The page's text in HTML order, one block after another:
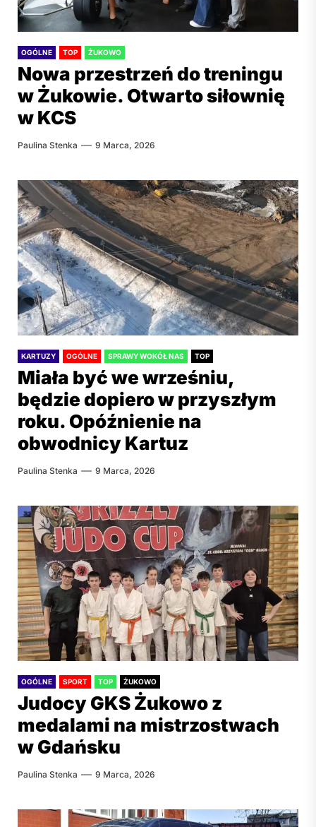
OGÓLNE TOP ŻUKOWO
Nowa przestrzeń do treningu
w Żukowie. Otwarto siłownię
w KCS
Paulina Stenka 9 Marca, 2026
KARTUZY OGÓLNE SPRAWY WOKÓŁ NAS TOP
Miała być we wrześniu,
będzie dopiero w przyszłym
roku. Opóźnienie na
obwodnicy Kartuz
Paulina Stenka 9 Marca, 2026
OGÓLNE SPORT TOP ŻUKOWO
Judocy GKS Żukowo z
medalami na mistrzostwach
w Gdańsku
Paulina Stenka 9 Marca, 2026